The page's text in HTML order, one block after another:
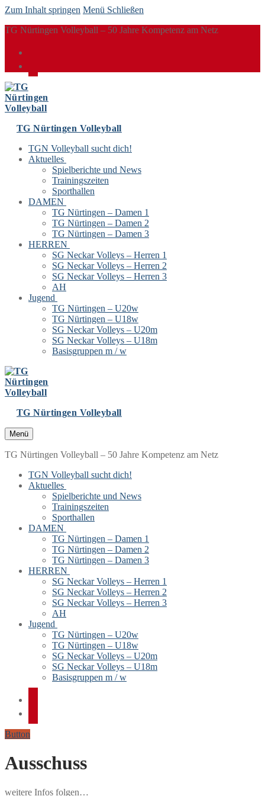
Zum Inhalt springen Menü Schließen
TG Nürtingen Volleyball – 50 Jahre Kompetenz am Netz
TG Nürtingen Volleyball
TGN Volleyball sucht dich!
Aktuelles
Spielberichte und News
Trainingszeiten
Sporthallen
DAMEN
TG Nürtingen – Damen 1
TG Nürtingen – Damen 2
TG Nürtingen – Damen 3
HERREN
SG Neckar Volleys – Herren 1
SG Neckar Volleys – Herren 2
SG Neckar Volleys – Herren 3
AH
Jugend
TG Nürtingen – U20w
TG Nürtingen – U18w
SG Neckar Volleys – U20m
SG Neckar Volleys – U18m
Basisgruppen m / w
TG Nürtingen Volleyball
Menü
TG Nürtingen Volleyball – 50 Jahre Kompetenz am Netz
TGN Volleyball sucht dich!
Aktuelles
Spielberichte und News
Trainingszeiten
Sporthallen
DAMEN
TG Nürtingen – Damen 1
TG Nürtingen – Damen 2
TG Nürtingen – Damen 3
HERREN
SG Neckar Volleys – Herren 1
SG Neckar Volleys – Herren 2
SG Neckar Volleys – Herren 3
AH
Jugend
TG Nürtingen – U20w
TG Nürtingen – U18w
SG Neckar Volleys – U20m
SG Neckar Volleys – U18m
Basisgruppen m / w
Button
Ausschuss
weitere Infos folgen…